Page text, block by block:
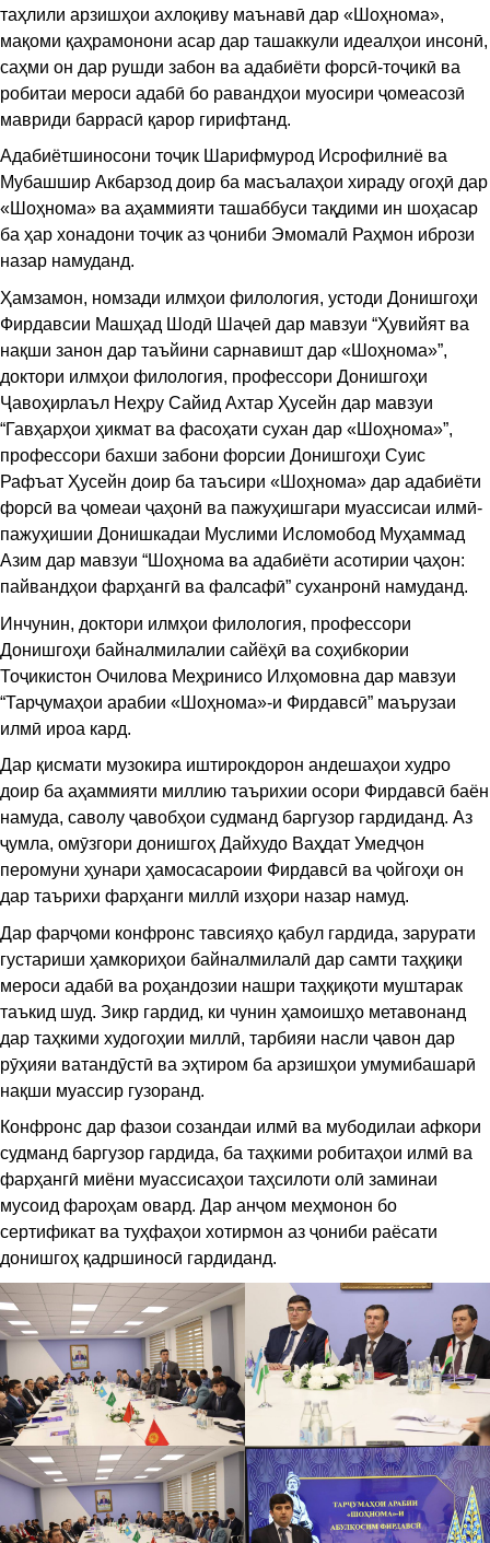
таҳлили арзишҳои ахлоқиву маънавӣ дар «Шоҳнома»,
мақоми қаҳрамонони асар дар ташаккули идеалҳои инсонӣ,
саҳми он дар рушди забон ва адабиёти форсӣ-тоҷикӣ ва
робитаи мероси адабӣ бо равандҳои муосири ҷомеасозӣ
мавриди баррасӣ қарор гирифтанд.
Адабиётшиносони тоҷик Шарифмурод Исрофилниё ва
Мубашшир Акбарзод доир ба масъалаҳои хираду огоҳӣ дар
«Шоҳнома» ва аҳаммияти ташаббуси тақдими ин шоҳасар
ба ҳар хонадони тоҷик аз ҷониби Эмомалӣ Раҳмон ибрози
назар намуданд.
Ҳамзамон, номзади илмҳои филология, устоди Донишгоҳи
Фирдавсии Машҳад Шодӣ Шаҷеӣ дар мавзуи “Ҳувийят ва
нақши занон дар таъйини сарнавишт дар «Шоҳнома»”,
доктори илмҳои филология, профессори Донишгоҳи
Ҷавоҳирлаъл Неҳру Сайид Ахтар Ҳусейн дар мавзуи
“Гавҳарҳои ҳикмат ва фасоҳати сухан дар «Шоҳнома»”,
профессори бахши забони форсии Донишгоҳи Суис
Рафъат Ҳусейн доир ба таъсири «Шоҳнома» дар адабиёти
форсӣ ва ҷомеаи ҷаҳонӣ ва пажуҳишгари муассисаи илмӣ-
пажуҳишии Донишкадаи Муслими Исломобод Муҳаммад
Азим дар мавзуи “Шоҳнома ва адабиёти асотирии ҷаҳон:
пайвандҳои фарҳангӣ ва фалсафӣ” суханронӣ намуданд.
Инчунин, доктори илмҳои филология, профессори
Донишгоҳи байналмилалии сайёҳӣ ва соҳибкории
Тоҷикистон Очилова Меҳринисо Илҳомовна дар мавзуи
“Тарҷумаҳои арабии «Шоҳнома»-и Фирдавсӣ” маърузаи
илмӣ ироа кард.
Дар қисмати музокира иштирокдорон андешаҳои худро
доир ба аҳаммияти миллию таърихии осори Фирдавсӣ баён
намуда, саволу ҷавобҳои судманд баргузор гардиданд. Аз
ҷумла, омӯзгори донишгоҳ Дайхудо Ваҳдат Умедҷон
перомуни ҳунари ҳамосасароии Фирдавсӣ ва ҷойгоҳи он
дар таърихи фарҳанги миллӣ изҳори назар намуд.
Дар фарҷоми конфронс тавсияҳо қабул гардида, зарурати
густариши ҳамкориҳои байналмилалӣ дар самти таҳқиқи
мероси адабӣ ва роҳандозии нашри таҳқиқоти муштарак
таъкид шуд. Зикр гардид, ки чунин ҳамоишҳо метавонанд
дар таҳкими худогоҳии миллӣ, тарбияи насли ҷавон дар
рӯҳияи ватандӯстӣ ва эҳтиром ба арзишҳои умумибашарӣ
нақши муассир гузоранд.
Конфронс дар фазои созандаи илмӣ ва мубодилаи афкори
судманд баргузор гардида, ба таҳкими робитаҳои илмӣ ва
фарҳангӣ миёни муассисаҳои таҳсилоти олӣ заминаи
мусоид фароҳам овард. Дар анҷом меҳмонон бо
сертификат ва туҳфаҳои хотирмон аз ҷониби раёсати
донишгоҳ қадршиносӣ гардиданд.